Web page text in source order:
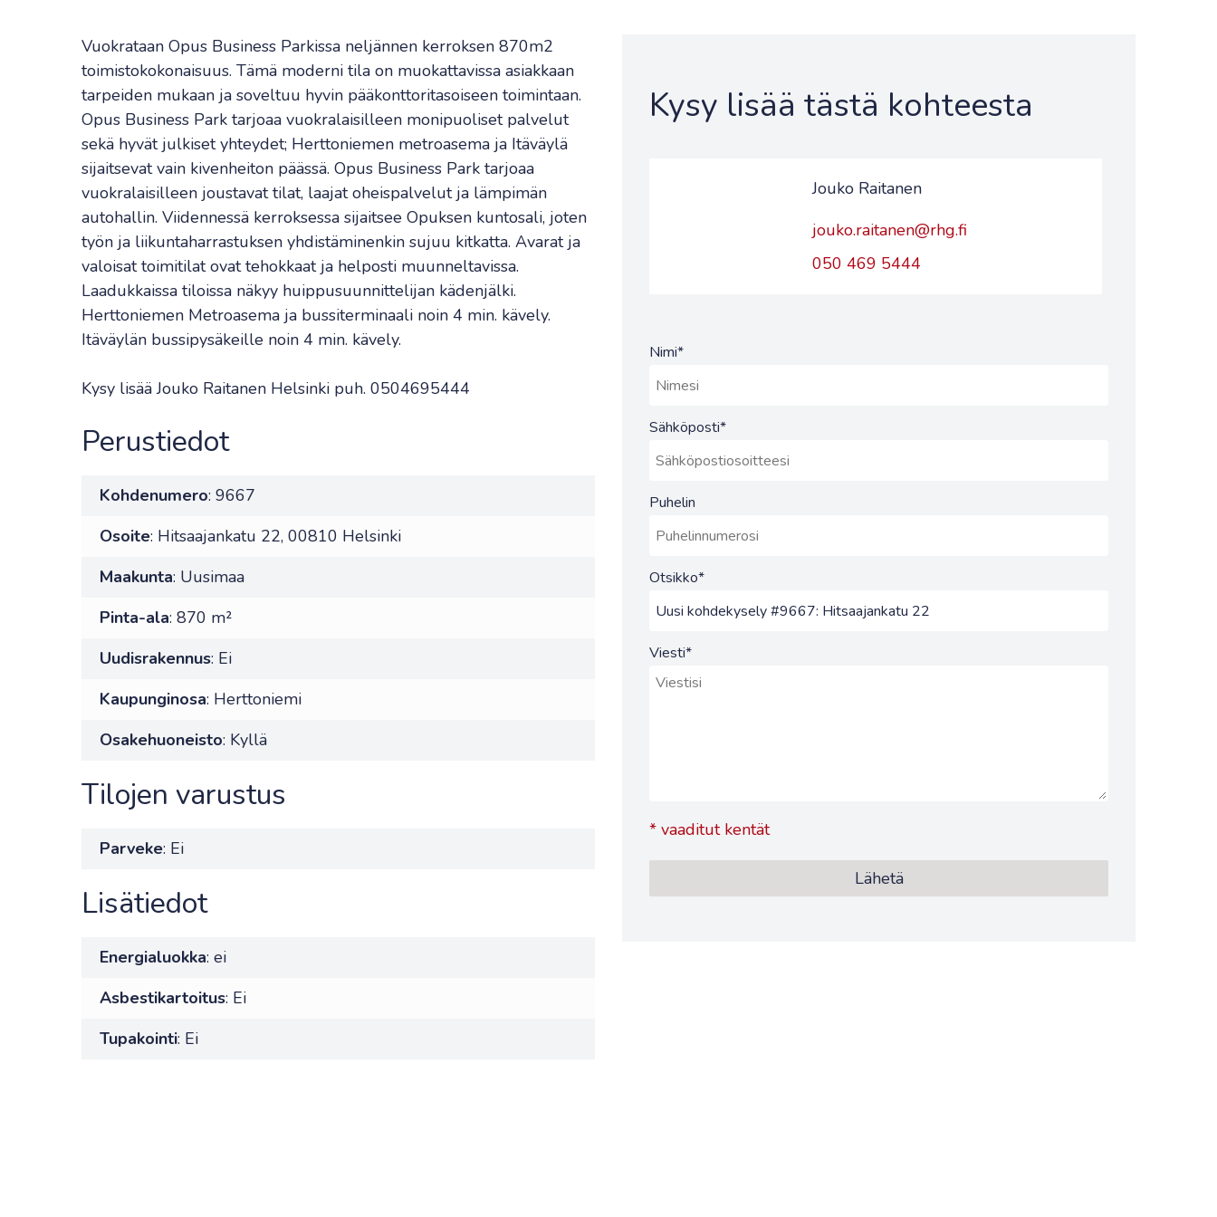
Vuokrataan Opus Business Parkissa neljännen kerroksen 870m2
toimistokokonaisuus. Tämä moderni tila on muokattavissa asiakkaan
tarpeiden mukaan ja soveltuu hyvin pääkonttoritasoiseen toimintaan.
Opus Business Park tarjoaa vuokralaisilleen monipuoliset palvelut
sekä hyvät julkiset yhteydet; Herttoniemen metroasema ja Itäväylä
sijaitsevat vain kivenheiton päässä. Opus Business Park tarjoaa
vuokralaisilleen joustavat tilat, laajat oheispalvelut ja lämpimän
autohallin. Viidennessä kerroksessa sijaitsee Opuksen kuntosali, joten
työn ja liikuntaharrastuksen yhdistäminenkin sujuu kitkatta. Avarat ja
valoisat toimitilat ovat tehokkaat ja helposti muunneltavissa.
Laadukkaissa tiloissa näkyy huippusuunnittelijan kädenjälki.
Herttoniemen Metroasema ja bussiterminaali noin 4 min. kävely.
Itäväylän bussipysäkeille noin 4 min. kävely.
Kysy lisää Jouko Raitanen Helsinki puh. 0504695444
Perustiedot
Kohdenumero: 9667
Osoite: Hitsaajankatu 22, 00810 Helsinki
Maakunta: Uusimaa
Pinta-ala: 870 m²
Uudisrakennus: Ei
Kaupunginosa: Herttoniemi
Osakehuoneisto: Kyllä
Tilojen varustus
Parveke: Ei
Lisätiedot
Energialuokka: ei
Asbestikartoitus: Ei
Tupakointi: Ei
Kysy lisää tästä kohteesta
Jouko Raitanen
jouko.raitanen@rhg.fi
050 469 5444
Nimi*
Sähköposti*
Puhelin
Otsikko*
Viesti*
* vaaditut kentät